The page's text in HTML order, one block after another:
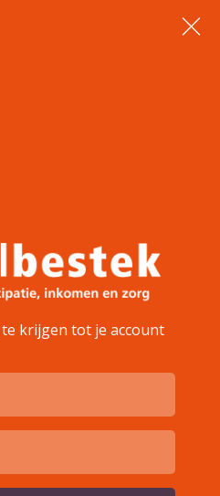
krijgen tot je account